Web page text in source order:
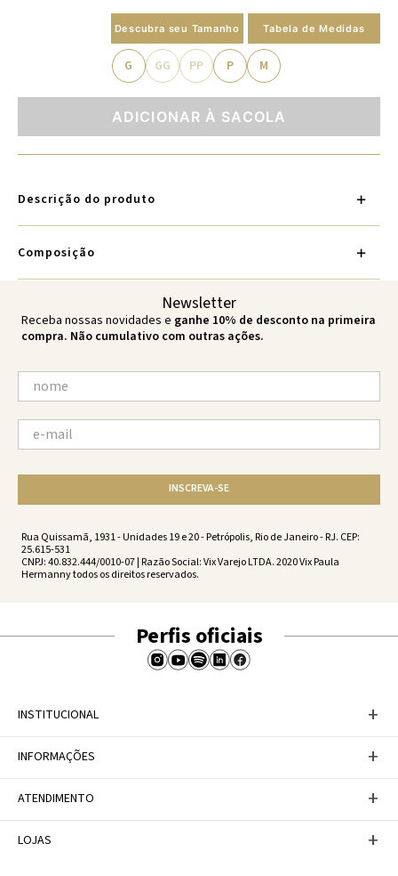
Descubra seu Tamanho Tabela de Medidas
G GG PP P M
ADICIONAR À SACOLA
Descrição do produto
Composição
Newsletter
Receba nossas novidades e ganhe 10% de desconto na primeira
compra. Não cumulativo com outras ações.
INSCREVA-SE
Rua Quissamã, 1931 - Unidades 19 e 20 - Petrópolis, Rio de Janeiro - RJ. CEP:
25.615-531
CNPJ: 40.832.444/0010-07 | Razão Social: Vix Varejo LTDA. 2020 Vix Paula
Hermanny todos os direitos reservados.
Perfis oficiais
INSTITUCIONAL +
A Marca
Trabalhe conosco
INFORMAÇÕES +
Política de Privacidade
Tabela de Medidas
ATENDIMENTO +
Personal Shopper
LOJAS +